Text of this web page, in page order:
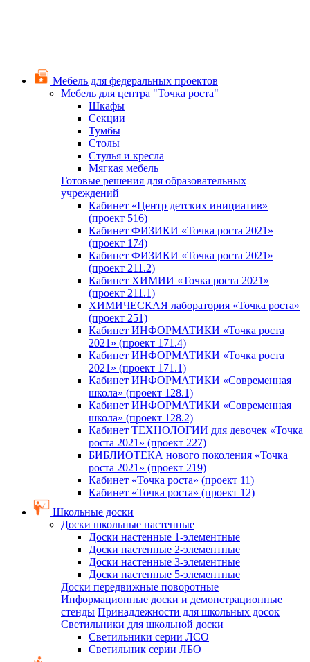
Мебель для федеральных проектов
Мебель для центра "Точка роста"
Шкафы
Секции
Тумбы
Столы
Стулья и кресла
Мягкая мебель
Готовые решения для образовательных
учреждений
Кабинет «Центр детских инициатив»
(проект 516)
Кабинет ФИЗИКИ «Точка роста 2021»
(проект 174)
Кабинет ФИЗИКИ «Точка роста 2021»
(проект 211.2)
Кабинет ХИМИИ «Точка роста 2021»
(проект 211.1)
ХИМИЧЕСКАЯ лаборатория «Точка роста»
(проект 251)
Кабинет ИНФОРМАТИКИ «Точка роста
2021» (проект 171.4)
Кабинет ИНФОРМАТИКИ «Точка роста
2021» (проект 171.1)
Кабинет ИНФОРМАТИКИ «Современная
школа» (проект 128.1)
Кабинет ИНФОРМАТИКИ «Современная
школа» (проект 128.2)
Кабинет ТЕХНОЛОГИИ для девочек «Точка
роста 2021» (проект 227)
БИБЛИОТЕКА нового поколения «Точка
роста 2021» (проект 219)
Кабинет «Точка роста» (проект 11)
Кабинет «Точка роста» (проект 12)
Школьные доски
Доски школьные настенные
Доски настенные 1-элементные
Доски настенные 2-элементные
Доски настенные 3-элементные
Доски настенные 5-элементные
Доски передвижные поворотные
Информационные доски и демонстрационные
стенды Принадлежности для школьных досок
Светильники для школьной доски
Светильники серии ЛСО
Светильник серии ЛБО